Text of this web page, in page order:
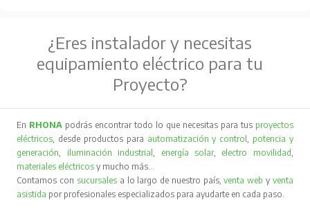
¿Eres instalador y necesitas
equipamiento eléctrico para tu
Proyecto?
En RHONA podrás encontrar todo lo que necesitas para tus proyectos
eléctricos, desde productos para automatización y control, potencia y
generación, iluminación industrial, energía solar, electro movilidad,
materiales eléctricos y mucho más…
Contamos con sucursales a lo largo de nuestro país,venta web y venta
asistida por profesionales especializados para ayudarte en cada paso.